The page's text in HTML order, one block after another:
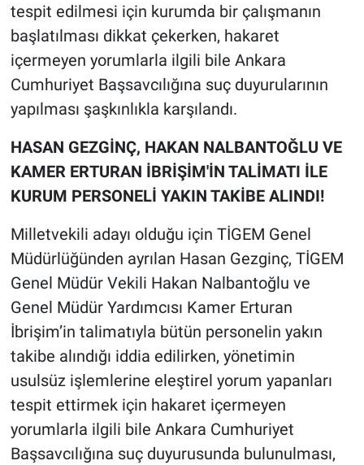
tespit edilmesi için kurumda bir çalışmanın
başlatılması dikkat çekerken, hakaret
içermeyen yorumlarla ilgili bile Ankara
Cumhuriyet Başsavcılığına suç duyurularının
yapılması şaşkınlıkla karşılandı.
HASAN GEZGİNÇ, HAKAN NALBANTOĞLU VE
KAMER ERTURAN İBRİŞİM'İN TALİMATI İLE
KURUM PERSONELİ YAKIN TAKİBE ALINDI!
Milletvekili adayı olduğu için TİGEM Genel
Müdürlüğünden ayrılan Hasan Gezginç, TİGEM
Genel Müdür Vekili Hakan Nalbantoğlu ve
Genel Müdür Yardımcısı Kamer Erturan
İbrişim’in talimatıyla bütün personelin yakın
takibe alındığı iddia edilirken, yönetimin
usulsüz işlemlerine eleştirel yorum yapanları
tespit ettirmek için hakaret içermeyen
yorumlarla ilgili bile Ankara Cumhuriyet
Başsavcılığına suç duyurusunda bulunulması,